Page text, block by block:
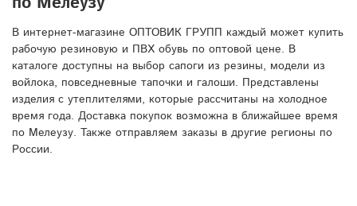
В интернет-магазине ОПТОВИК ГРУПП каждый может купить
рабочую резиновую и ПВХ обувь по оптовой цене. В
каталоге доступны на выбор сапоги из резины, модели из
войлока, повседневные тапочки и галоши. Представлены
изделия с утеплителями, которые рассчитаны на холодное
время года. Доставка покупок возможна в ближайшее время
по Мелеузу. Также отправляем заказы в другие регионы по
России.